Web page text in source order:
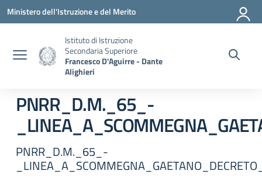
Vai ai contenuti
Vai al menu di navigazione
Vai al footer
Ministero dell'Istruzione e del Merito
Istituto di Istruzione
Secondaria Superiore
Francesco D'Aguirre - Dante
Alighieri
PNRR_D.M._65_-
PNRR_D.M._65_-